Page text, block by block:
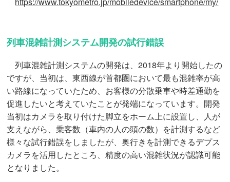
列車混雑計測システム開発の試行錯誤
列車混雑計測システムの開発は、2018年より開始したの
ですが、当初は、東西線が首都圏において最も混雑率が高
い路線になっていたため、お客様の分散乗車や時差通勤を
促進したいと考えていたことが発端になっています。開発
当初はカメラを取り付けた脚立をホーム上に設置し、人が
支えながら、乗客数（車内の人の頭の数）を計測するなど
様々な試行錯誤をしましたが、奥行きを計測できるデプス
カメラを活用したところ、精度の高い混雑状況が認識可能
となりました。